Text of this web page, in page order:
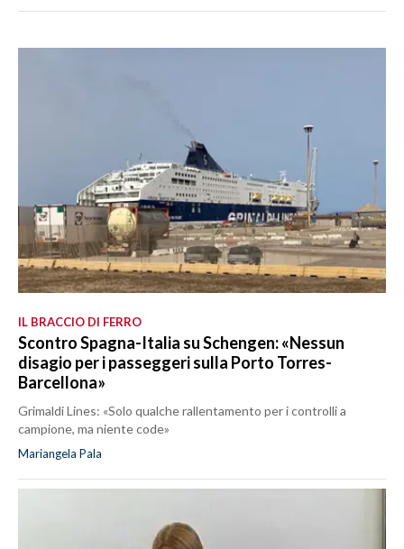
IL BRACCIO DI FERRO
Scontro Spagna-Italia su Schengen: «Nessun
disagio per i passeggeri sulla Porto Torres-
Barcellona»
Grimaldi Lines: «Solo qualche rallentamento per i controlli a
campione, ma niente code»
Mariangela Pala